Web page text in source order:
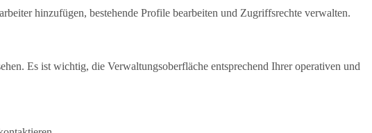
hinzufügen, bestehende Profile bearbeiten und Zugriffsrechte verwalten.
Es ist wichtig, die Verwaltungsoberfläche entsprechend Ihrer operativen und